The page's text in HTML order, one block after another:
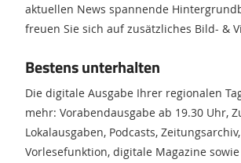
aktuellen News spannende
freuen Sie sich auf zusätzliches Bild- &
Bestens unterhalten
Die digitale Ausgabe Ihrer regionalen
mehr: Vorabendausgabe ab 19.30 Uhr,
Lokalausgaben, Podcasts,
Vorlesefunktion, digitale Magazine